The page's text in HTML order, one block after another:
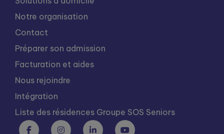
Notre organisation
Contact
Préparer son admission
Facturation et aides
Nous rejoindre
Intégration
Liste des résidences Groupe SOS Seniors